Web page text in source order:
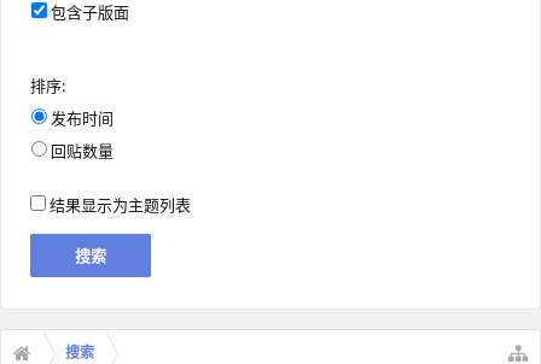
包含子版面
排序:
发布时间
回贴数量
结果显示为主题列表
搜索